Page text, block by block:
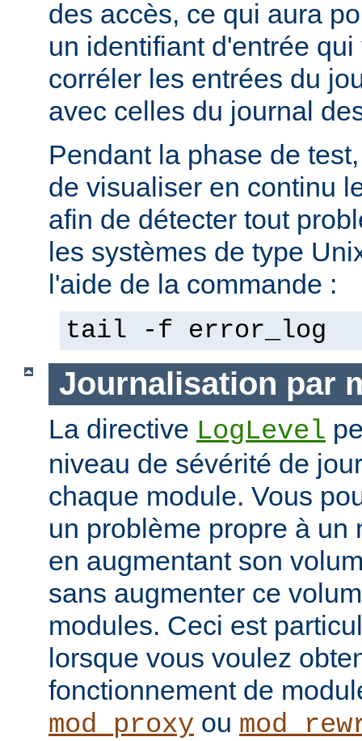
des accès, ce qui aura
un identifiant d'entrée
corréler les entrées du
avec celles du journal
Pendant la phase de
de visualiser en continu
afin de détecter tout
les systèmes de type
l'aide de la commande :
tail -f error_log
Journalisation par
La directive LogLevel
niveau de sévérité de
chaque module. Vous
un problème propre à un
en augmentant son
sans augmenter ce
modules. Ceci est
lorsque vous voulez
fonctionnement de
mod_proxy ou